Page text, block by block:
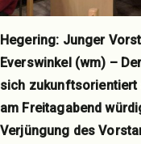
Hegering: Junger
Everswinkel (wm) –
sich zukunftsorientiert
am Freitagabend
Verjüngung des